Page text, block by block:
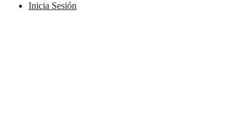
Inicia Sesión